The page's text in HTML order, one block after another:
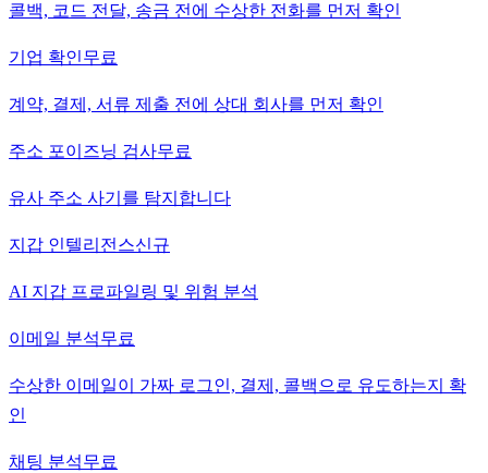
콜백, 코드 전달, 송금 전에 수상한 전화를 먼저 확인
기업 확인무료
계약, 결제, 서류 제출 전에 상대 회사를 먼저 확인
주소 포이즈닝 검사무료
유사 주소 사기를 탐지합니다
지갑 인텔리전스신규
AI 지갑 프로파일링 및 위험 분석
이메일 분석무료
수상한 이메일이 가짜 로그인, 결제, 콜백으로 유도하는지 확
인
채팅 분석무료